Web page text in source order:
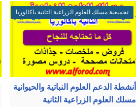
تجميعية مسلك العلوم الزراعية الثانية باكالوريا
أنشطة الدعم العلوم النباتية والحيوانية
مسلك العلوم الزراعية الثانية